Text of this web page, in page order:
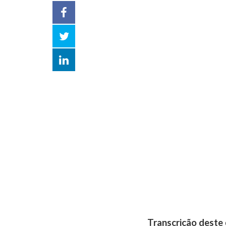
Twitter
LinkedIn
Transcrição deste